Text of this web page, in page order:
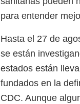
para entender
Hasta el 27 de
se están
estados están
fundados en la
CDC. Aunque